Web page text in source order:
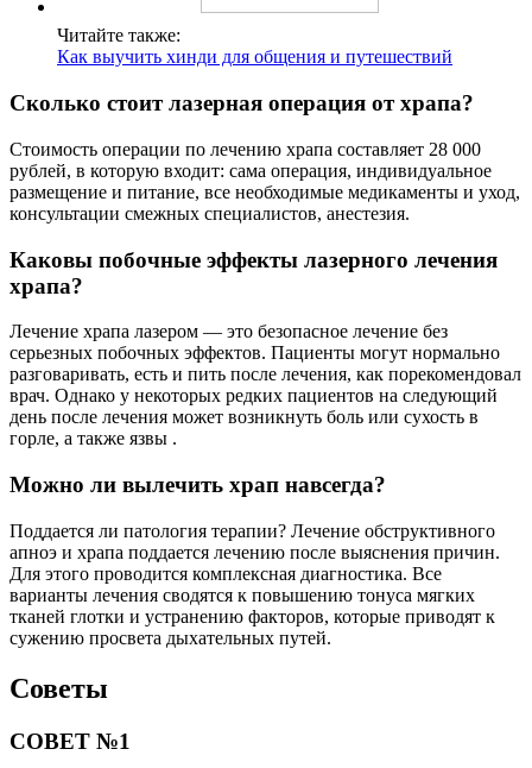
Читайте также:
Как выучить хинди для общения и путешествий
Сколько стоит лазерная операция от храпа?
Стоимость операции по лечению храпа составляет 28 000
рублей, в которую входит: сама операция, индивидуальное
размещение и питание, все необходимые медикаменты и уход,
консультации смежных специалистов, анестезия.
Каковы побочные эффекты лазерного лечения
храпа?
Лечение храпа лазером — это безопасное лечение без
серьезных побочных эффектов. Пациенты могут нормально
разговаривать, есть и пить после лечения, как порекомендовал
врач. Однако у некоторых редких пациентов на следующий
день после лечения может возникнуть боль или сухость в
горле, а также язвы .
Можно ли вылечить храп навсегда?
Поддается ли патология терапии? Лечение обструктивного
апноэ и храпа поддается лечению после выяснения причин.
Для этого проводится комплексная диагностика. Все
варианты лечения сводятся к повышению тонуса мягких
тканей глотки и устранению факторов, которые приводят к
сужению просвета дыхательных путей.
Советы
СОВЕТ №1